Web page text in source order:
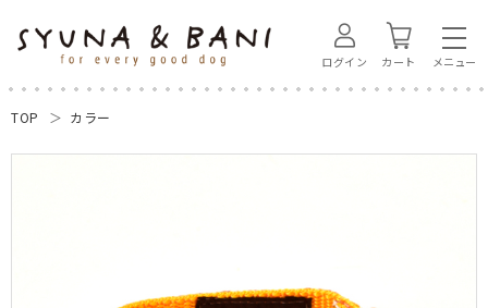
ログイン カート
TOP カラー